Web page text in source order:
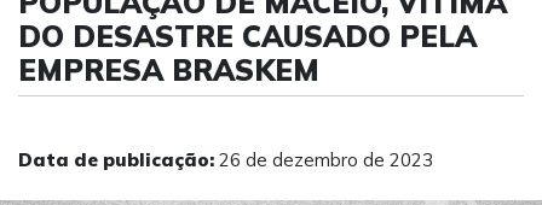
DO DESASTRE CAUSADO PELA
EMPRESA BRASKEM
Data de publicação: 26 de dezembro de 2023